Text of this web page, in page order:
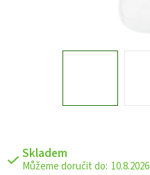
Skladem
10.8.2026